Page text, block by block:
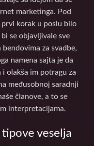
marketinga. Pod
prvi korak u poslu bilo
se objavljivale sve
za svadbe,
namena sajta je da
olakša im potragu za
međusobnoj saradnji
članove, a to se
interpretacijama.
veselja